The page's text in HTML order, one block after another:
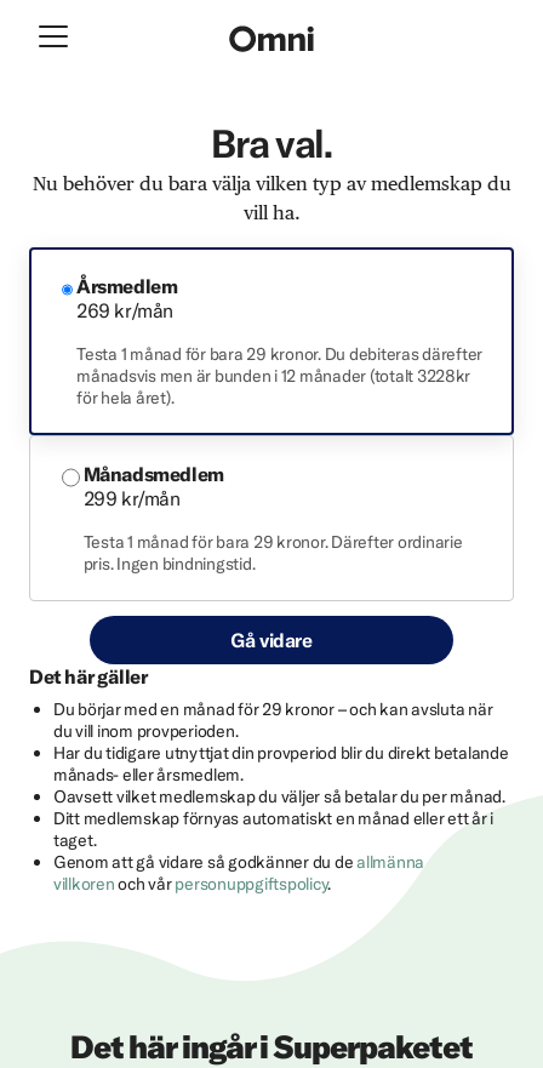
Bra val.
Nu behöver du bara välja vilken typ av medlemskap du
vill ha.
Årsmedlem
269 kr/mån
Testa 1 månad för bara 29 kronor. Du debiteras därefter
månadsvis men är bunden i 12 månader (totalt 3228kr
för hela året).
Månadsmedlem
299 kr/mån
Testa 1 månad för bara 29 kronor. Därefter ordinarie
pris. Ingen bindningstid.
Gå vidare
Det här gäller
Du börjar med en månad för 29 kronor – och kan avsluta när
du vill inom provperioden.
Har du tidigare utnyttjat din provperiod blir du direkt betalande
månads- eller årsmedlem.
Oavsett vilket medlemskap du väljer så betalar du per månad.
Ditt medlemskap förnyas automatiskt en månad eller ett år i
taget.
Genom att gå vidare så godkänner du deallmänna
villkorenoch vårpersonuppgiftspolicy.
Det här ingår i Superpaketet